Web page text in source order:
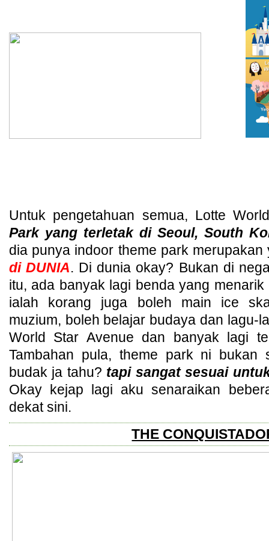
Untuk pengetahuan semua, Lotte
Park yang terletak di Seoul, South
dia punya indoor theme park merupakan
di DUNIA. Di dunia okay? Bukan di
itu, ada banyak lagi benda yang
ialah korang juga boleh main ice
muzium, boleh belajar budaya dan lagu-
World Star Avenue dan banyak lagi
Tambahan pula, theme park ni bukan
budak ja tahu? tapi sangat sesuai
Okay kejap lagi aku senaraikan
dekat sini.
THE